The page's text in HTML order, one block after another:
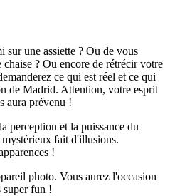
sur une assiette ? Ou de vous
? Ou encore de rétrécir votre
ce qui est réel et ce qui
de Madrid. Attention, votre esprit
aura prévenu !
perception et la puissance du
fait d'illusions.
!
photo. Vous aurez l'occasion
super fun !